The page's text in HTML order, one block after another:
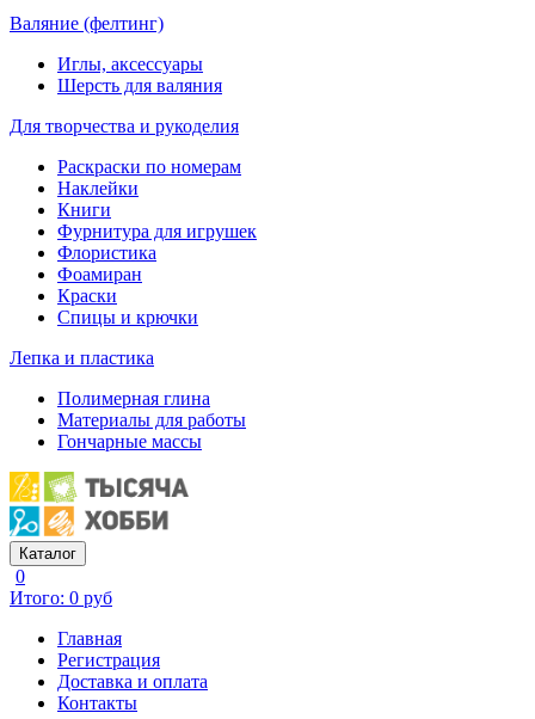
Валяние (фелтинг)
Иглы, аксессуары
Шерсть для валяния
Для творчества и рукоделия
Раскраски по номерам
Наклейки
Книги
Фурнитура для игрушек
Флористика
Фоамиран
Краски
Спицы и крючки
Лепка и пластика
Полимерная глина
Материалы для работы
Гончарные массы
Каталог
0
Итого: 0 руб
Главная
Регистрация
Доставка и оплата
Контакты